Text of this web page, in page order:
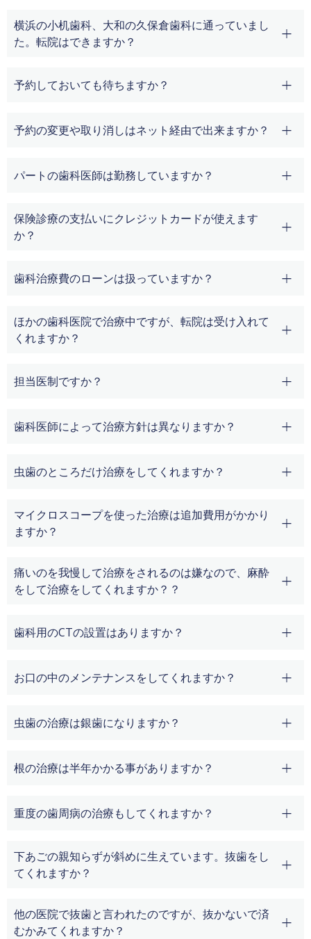
横浜の小机歯科、大和の久保倉歯科に通っていまし
た。転院はできますか？
予約しておいても待ちますか？
予約の変更や取り消しはネット経由で出来ますか？
パートの歯科医師は勤務していますか？
保険診療の支払いにクレジットカードが使えます
か？
歯科治療費のローンは扱っていますか？
ほかの歯科医院で治療中ですが、転院は受け入れて
くれますか？
担当医制ですか？
歯科医師によって治療方針は異なりますか？
虫歯のところだけ治療をしてくれますか？
マイクロスコープを使った治療は追加費用がかかり
ますか？
痛いのを我慢して治療をされるのは嫌なので、麻酔
をして治療をしてくれますか？？
歯科用のCTの設置はありますか？
お口の中のメンテナンスをしてくれますか？
虫歯の治療は銀歯になりますか？
根の治療は半年かかる事がありますか？
重度の歯周病の治療もしてくれますか？
下あごの親知らずが斜めに生えています。抜歯をし
てくれますか？
他の医院で抜歯と言われたのですが、抜かないで済
むかみてくれますか？